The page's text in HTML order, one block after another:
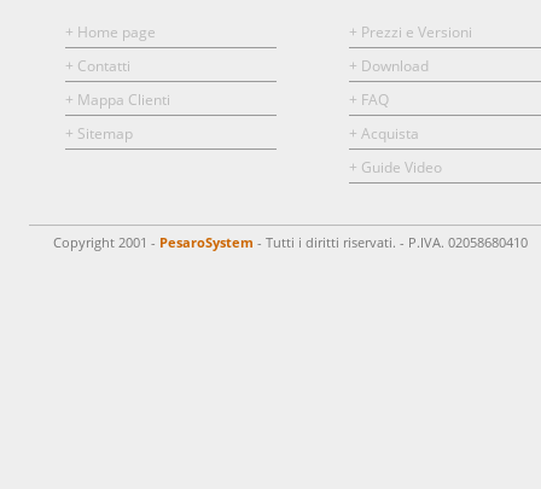
+ Home page
+ Contatti
+ Mappa Clienti
+ Sitemap
+ Prezzi e Versioni
+ Download
+ FAQ
+ Acquista
+ Guide Video
Copyright 2001 - PesaroSystem - Tutti i diritti riservati. - P.IVA. 02058680410